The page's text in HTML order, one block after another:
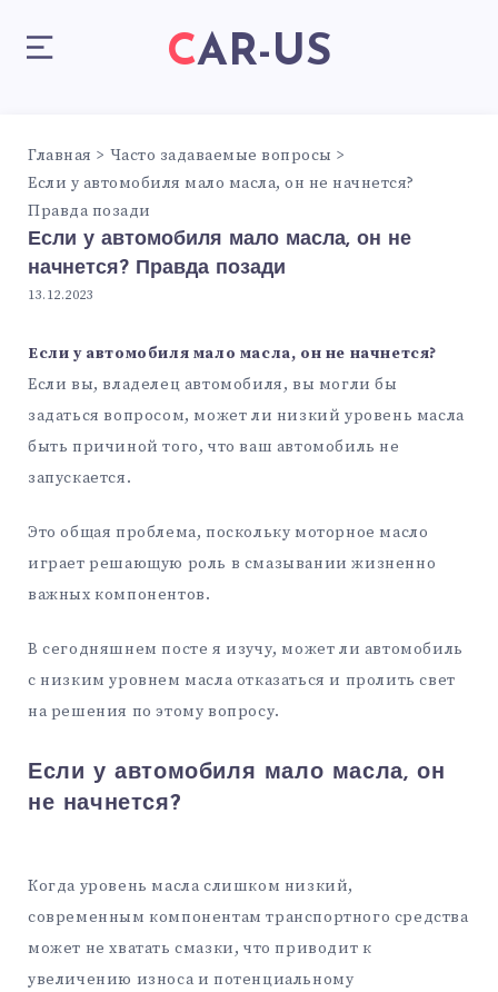
CAR-US
Главная
Часто задаваемые вопросы
Если у автомобиля мало масла, он не начнется?
Правда позади
Если у автомобиля мало масла, он не
начнется? Правда позади
13.12.2023
Если у автомобиля мало масла, он не начнется?
Если вы, владелец автомобиля, вы могли бы
задаться вопросом, может ли низкий уровень масла
быть причиной того, что ваш автомобиль не
запускается.
Это общая проблема, поскольку моторное масло
играет решающую роль в смазывании жизненно
важных компонентов.
В сегодняшнем посте я изучу, может ли автомобиль
с низким уровнем масла отказаться и пролить свет
на решения по этому вопросу.
Если у автомобиля мало масла, он
не начнется?
Когда уровень масла слишком низкий,
современным компонентам транспортного средства
может не хватать смазки, что приводит к
увеличению износа и потенциальному